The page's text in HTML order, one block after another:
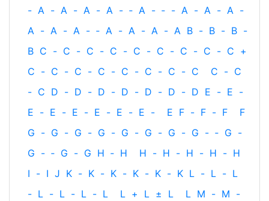
- A - A - A - A - ‐ A - ‐ - A - A - A -
A - A - A - ‐ A - A - A - A B - B - B -
B C - C - C - C - C - C - C - C - C +
C - C - C - C - C - C - C - C C - C
- C D - D - D - D - D - D - D E - E -
E - E - E - E - E - E - E F - F - F
F
G - G - G - G - G - G - G - G - ‐ G -
G - ‐ G - G H ‐ H H - H - H - H - H
I - I J K - K - K - K - K - K L - L - L
- L - L - L - L L + L ± L L M - M -